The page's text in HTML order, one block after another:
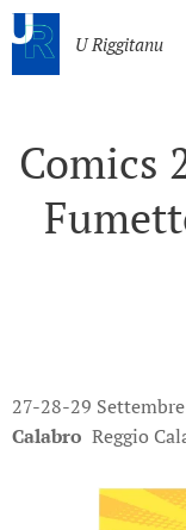
U Riggitanu
Comics
27-28-29
Calabro Reggio